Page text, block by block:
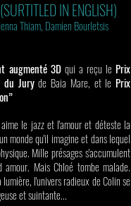
IN ENGLISH)
Thiam, Damien Bourletsis
augmenté 3Dqui a reçu le Prix
du Juryde Baia Mare, et le Prix
le jazz et l'amour et déteste la
monde qu'il imagine et dans lequel
Mille présages s'accumulent
Mais Chloé tombe malade.
l'univers radieux de Colin se
et suintante...